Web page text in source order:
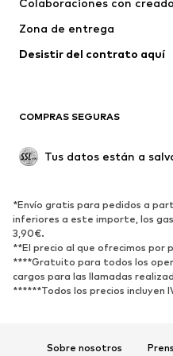
Colaboraciones con
Zona de entrega
Desistir del contrato aquí
COMPRAS SEGURAS
Tus datos están a
*Envío gratis para pedidos a
inferiores a este importe, los
3,90€.
**El precio al que ofrecimos por
****Gratuito para todos los
cargos para las llamadas
******Todos los precios incluyen
Sobre nosotros